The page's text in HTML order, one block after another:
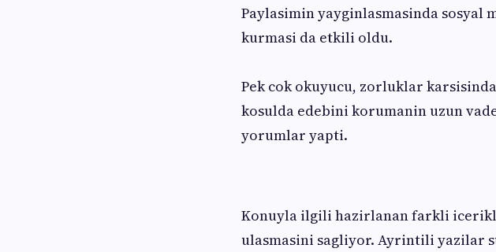
Paylasimin yayginlasmasinda
kurmasi da etkili oldu.
Pek cok okuyucu, zorluklar
kosulda edebini korumanin uzun
yorumlar yapti.
Konuyla ilgili hazirlanan farkli
ulasmasini sagliyor. Ayrintili yazilar